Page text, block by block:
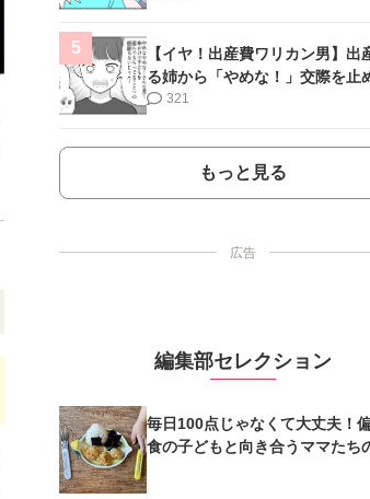
5
【イヤ！出産費ワリカン男】出
る姉から「やめな！」交際を止
第12話＞#4コマ母道場
321
もっと見る
広告
編集部セレクション
毎日100点じゃなくて大丈夫！
食の子どもと向き合うママたち